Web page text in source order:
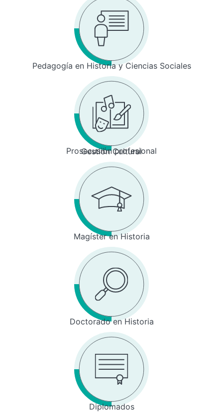
Pedagogía en Historia y Ciencias Sociales
Prosecusión profesional
Gestión Cultural
Magíster en Historia
Doctorado en Historia
Diplomados